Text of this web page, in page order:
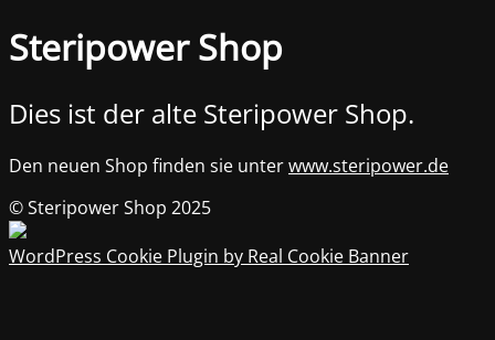
Steripower Shop
Dies ist der alte Steripower Shop.
Den neuen Shop finden sie unterwww.steripower.de
© Steripower Shop 2025
WordPress Cookie Plugin by Real Cookie Banner